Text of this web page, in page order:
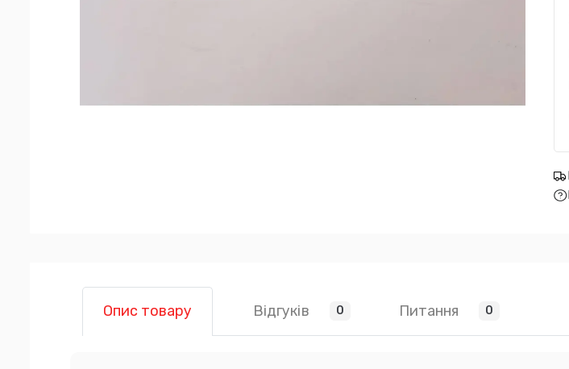
Опис товару Відгуків 0 Питання 0